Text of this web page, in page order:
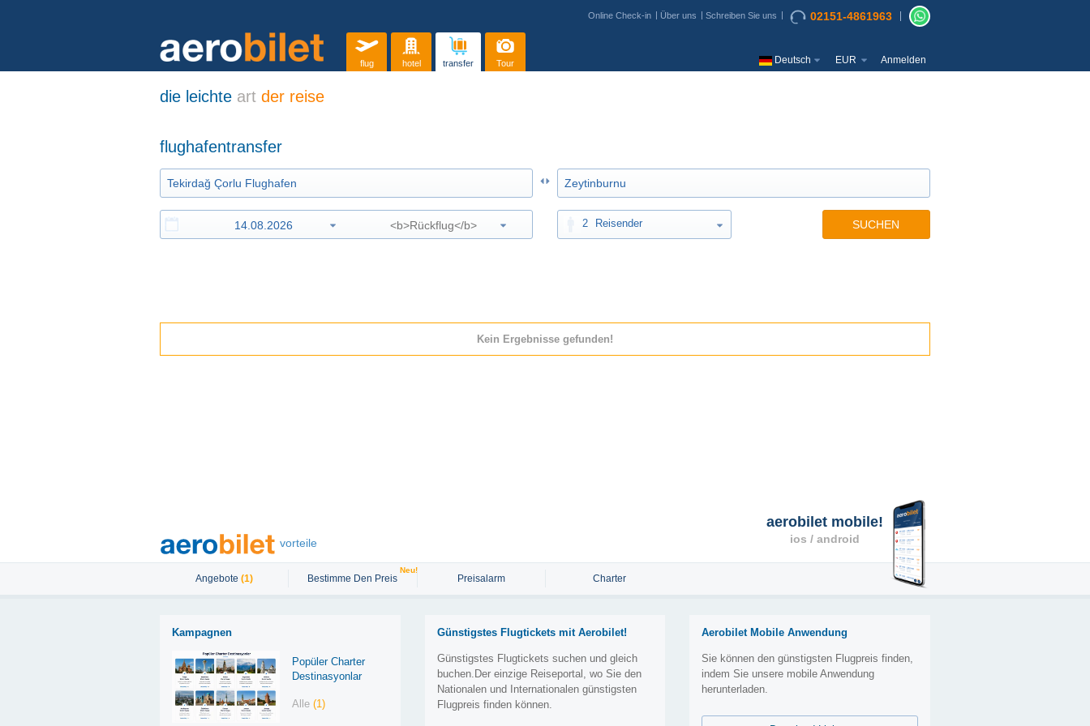
Online Check-in Über uns Schreiben Sie uns 02151-4861963
flug hotel transfer Tour Deutsch EUR Anmelden
die leichte art der reise
flughafentransfer
2 Reisender SUCHEN
Kein Ergebnisse gefunden!
vorteile
Angebote (1) Bestimme Den Preis
Neu!
Preisalarm Charter
Kampagnen
Popüler Charter
Destinasyonlar
Alle(1)
Günstigstes Flugtickets mit Aerobilet!
Günstigstes Flugtickets suchen und gleich
buchen.Der einzige Reiseportal, wo Sie den
Nationalen und Internationalen günstigsten
Flugpreis finden können.
aerobilet mobile!
ios / android
Aerobilet Mobile Anwendung
Sie können den günstigsten Flugpreis finden,
indem Sie unsere mobile Anwendung
herunterladen.